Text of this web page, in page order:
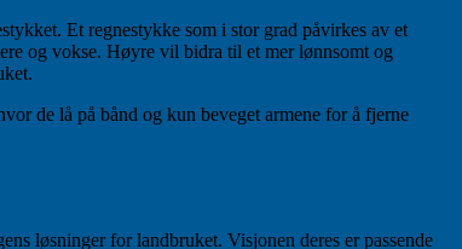
Et regnestykke som i stor grad påvirkes av et
og vokse. Høyre vil bidra til et mer lønnsomt og
de lå på bånd og kun beveget armene for å fjerne
løsninger for landbruket. Visjonen deres er passende